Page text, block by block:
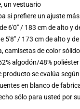
un vestuario
si prefiere un ajuste
6'0" / 183 cm de alto y
5'8" / 173 cm de alto y
camisetas de color
algodón/48% poliéster
producto se evalúa
en blanco de
sólo para usted por